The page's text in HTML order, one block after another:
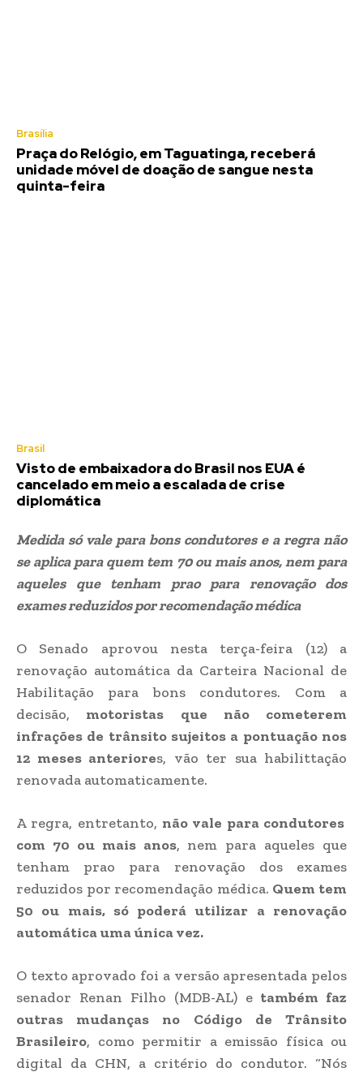
Brasília
Praça do Relógio, em Taguatinga, receberá
unidade móvel de doação de sangue nesta
quinta-feira
Brasil
Visto de embaixadora do Brasil nos EUA é
cancelado em meio a escalada de crise
diplomática
Medida só vale para bons condutores e a regra não
se aplica para quem tem 70 ou mais anos, nem para
aqueles que tenham prao para renovação dos
exames reduzidos por recomendação médica
O Senado aprovou nesta terça-feira (12) a
renovação automática da Carteira Nacional de
Habilitação para bons condutores. Com a
decisão, motoristas que não cometerem
infrações de trânsito sujeitos a pontuação nos
12 meses anteriores, vão ter sua habilittação
renovada automaticamente.
A regra, entretanto, não vale para condutores
com 70 ou mais anos, nem para aqueles que
tenham prao para renovação dos exames
reduzidos por recomendação médica. Quem tem
50 ou mais, só poderá utilizar a renovação
automática uma única vez.
O texto aprovado foi a versão apresentada pelos
senador Renan Filho (MDB-AL) e também faz
outras mudanças no Código de Trânsito
Brasileiro, como permitir a emissão física ou
digital da CHN, a critério do condutor. “Nós